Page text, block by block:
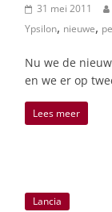
31 mei 2011
Ypsilon, nieuwe,
Nu we de
en we er op
Lees meer
Lancia